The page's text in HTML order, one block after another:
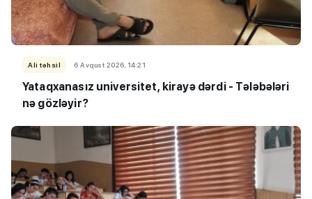
Ali təhsil 6 Avqust 2026, 14:21
Yataqxanasız universitet, kirayə dərdi - Tələbələri
nə gözləyir?